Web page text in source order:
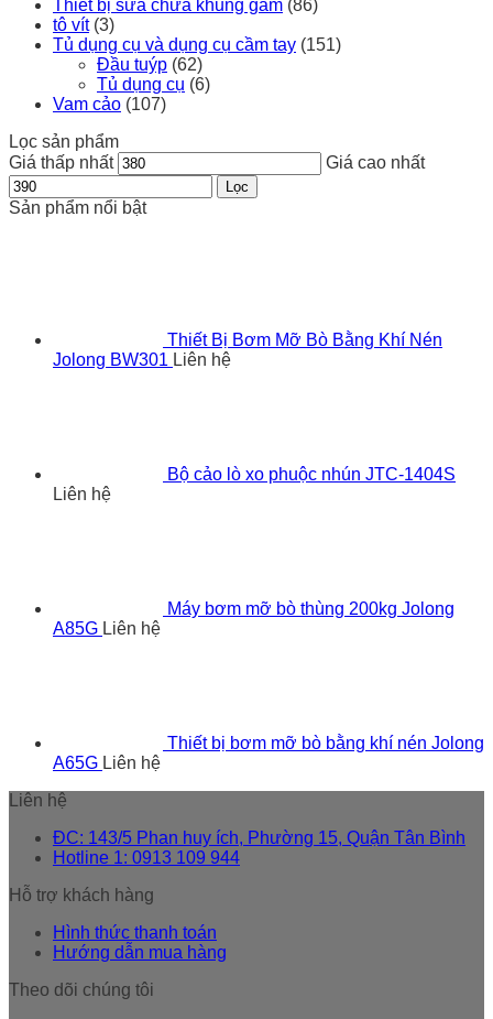
Thiết bị sữa chữa khung gầm (86)
tô vít (3)
Tủ dụng cụ và dụng cụ cầm tay (151)
Đầu tuýp (62)
Tủ dụng cụ (6)
Vam cảo (107)
Lọc sản phẩm
Giá thấp nhất
Giá cao nhất
Lọc
Sản phẩm nổi bật
Thiết Bị Bơm Mỡ Bò Bằng Khí Nén
Jolong BW301 Liên hệ
Bộ cảo lò xo phuộc nhún JTC-1404S
Liên hệ
Máy bơm mỡ bò thùng 200kg Jolong
A85G Liên hệ
Thiết bị bơm mỡ bò bằng khí nén Jolong
A65G Liên hệ
Liên hệ
ĐC: 143/5 Phan huy ích, Phường 15, Quận Tân Bình
Hotline 1: 0913 109 944
Hỗ trợ khách hàng
Hình thức thanh toán
Hướng dẫn mua hàng
Theo dõi chúng tôi